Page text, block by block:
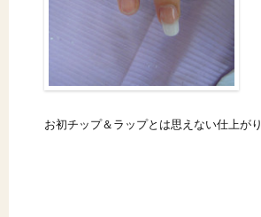
お初チップ＆ラップとは思えない仕上がり